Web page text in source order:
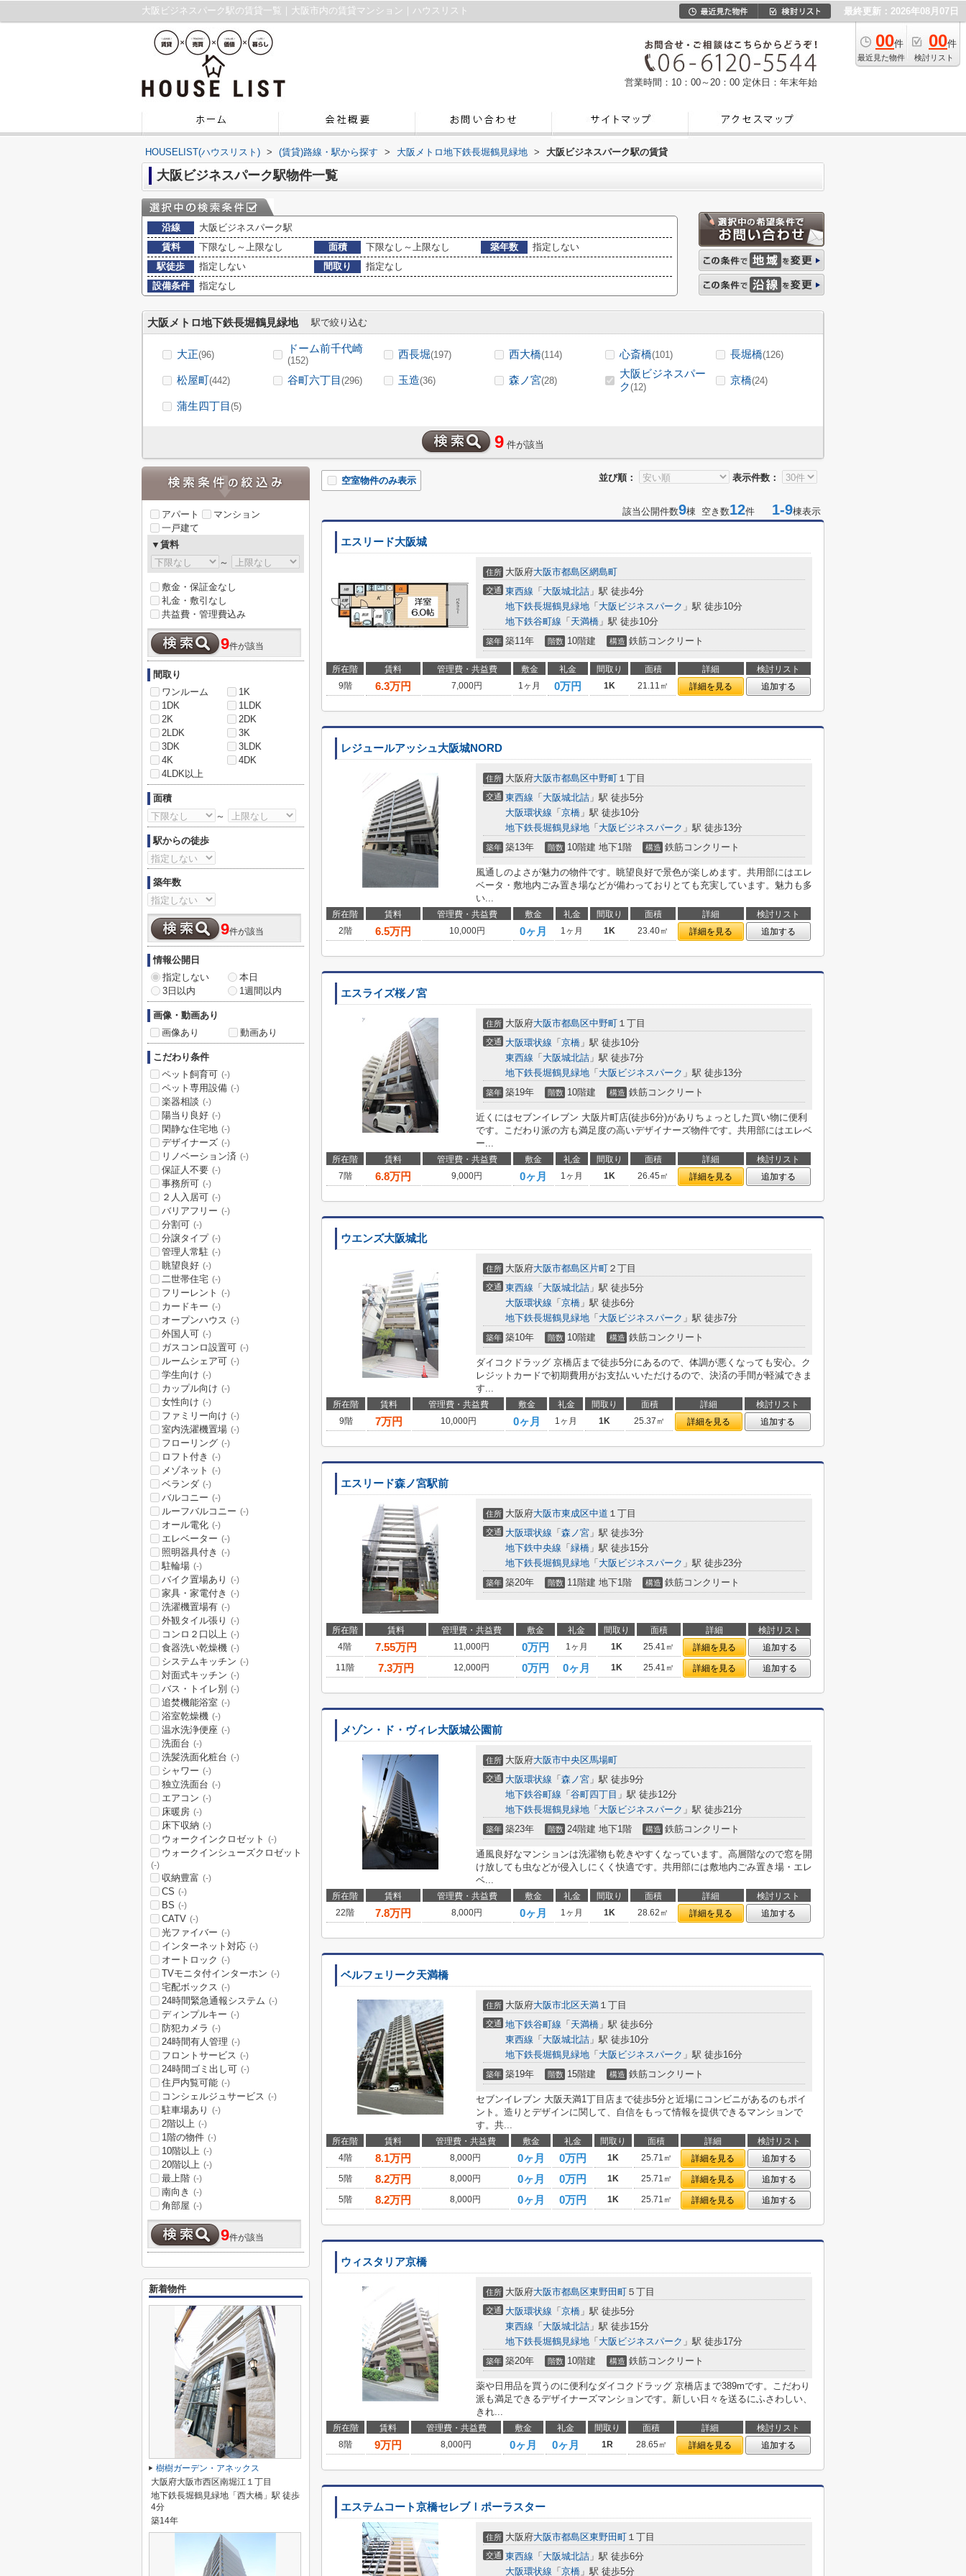
大阪ビジネスパーク駅の賃貸一覧｜大阪市内の賃貸マンション｜ハウスリスト 最終更新：2026年08月07日
00件
最近見た物件
00件
検討リスト
営業時間：10：00～20：00 定休日：年末年始
HOUSELIST(ハウスリスト) > (賃貸)路線・駅から探す > 大阪メトロ地下鉄長堀鶴見緑地 > 大阪ビジネスパーク駅の賃貸
大阪ビジネスパーク駅物件一覧
沿線
大阪ビジネスパーク駅
賃料
下限なし～上限なし 面積 下限なし～上限なし 築年数
指定しない
駅徒歩
指定しない 間取り
指定なし
設備条件
指定なし
大阪メトロ地下鉄長堀鶴見緑地 駅で絞り込む
大正(96)
ドーム前千代崎
(152)
西長堀(197) 西大橋(114) 心斎橋(101) 長堀橋(126)
松屋町(442) 谷町六丁目 (296) 玉造(36) 森ノ宮(28)
大阪ビジネスパー
ク(12)
京橋(24)
蒲生四丁目 (5)
9 件が該当
並び順： 表示件数：
空室物件のみ表示
該当公開件数9棟 空き数12件 1-9棟表示
エスリード大阪城
住所 大阪府大阪市都島区網島町
交通 東西線 「 大阪城北詰 」駅 徒歩4分
地下鉄長堀鶴見緑地 「 大阪ビジネスパーク 」駅 徒歩10分
地下鉄谷町線 「 天満橋 」駅 徒歩10分
築年 築11年 階数 10階建 構造 鉄筋コンクリート
所在階 賃料 管理費・共益費 敷金 礼金 間取り 面積 詳細
検討リスト
9階
6.3万円 7,000円 1ヶ月 0万円 1K 21.11㎡ 詳細を見る 追加する
レジュールアッシュ大阪城NORD
住所 大阪府大阪市都島区中野町 １丁目
交通 東西線 「 大阪城北詰 」駅 徒歩5分
大阪環状線 「 京橋 」駅 徒歩10分
地下鉄長堀鶴見緑地 「 大阪ビジネスパーク 」駅 徒歩13分
築年 築13年 階数 10階建 地下1階 構造 鉄筋コンクリート
風通しのよさが魅力の物件です。眺望良好で景色が楽しめます。共用部にはエレ
ベータ・敷地内ごみ置き場などが備わっておりとても充実しています。魅力も多
い...
所在階 賃料 管理費・共益費 敷金 礼金 間取り 面積 詳細
検討リスト
2階
6.5万円 10,000円 0ヶ月 1ヶ月 1K 23.40㎡ 詳細を見る 追加する
エスライズ桜ノ宮
住所 大阪府大阪市都島区中野町 １丁目
交通 大阪環状線 「 京橋 」駅 徒歩10分
東西線 「 大阪城北詰 」駅 徒歩7分
地下鉄長堀鶴見緑地 「 大阪ビジネスパーク 」駅 徒歩13分
築年 築19年 階数 10階建 構造 鉄筋コンクリート
近くにはセブンイレブン 大阪片町店(徒歩6分)がありちょっとした買い物に便利
です。こだわり派の方も満足度の高いデザイナーズ物件です。共用部にはエレベ
ー...
所在階 賃料 管理費・共益費 敷金 礼金 間取り 面積 詳細
検討リスト
7階
6.8万円 9,000円 0ヶ月 1ヶ月 1K 26.45㎡ 詳細を見る 追加する
ウエンズ大阪城北
住所 大阪府大阪市都島区片町 ２丁目
交通 東西線 「 大阪城北詰 」駅 徒歩5分
大阪環状線 「 京橋 」駅 徒歩6分
地下鉄長堀鶴見緑地 「 大阪ビジネスパーク 」駅 徒歩7分
築年 築10年 階数 10階建 構造 鉄筋コンクリート
ダイコクドラッグ 京橋店まで徒歩5分にあるので、体調が悪くなっても安心。ク
レジットカードで初期費用がお支払いいただけるので、決済の手間が軽減できま
す...
所在階 賃料 管理費・共益費 敷金 礼金 間取り 面積 詳細
検討リスト
9階
7万円 10,000円 0ヶ月 1ヶ月 1K 25.37㎡ 詳細を見る 追加する
エスリード森ノ宮駅前
住所 大阪府大阪市東成区中道 １丁目
交通 大阪環状線 「 森ノ宮 」駅 徒歩3分
地下鉄中央線 「 緑橋 」駅 徒歩15分
地下鉄長堀鶴見緑地 「 大阪ビジネスパーク 」駅 徒歩23分
築年 築20年 階数 11階建 地下1階 構造 鉄筋コンクリート
所在階 賃料 管理費・共益費 敷金 礼金 間取り 面積 詳細
検討リスト
4階
7.55万円 11,000円 0万円 1ヶ月 1K 25.41㎡ 詳細を見る
追加する
11階
7.3万円 12,000円 0万円 0ヶ月 1K 25.41㎡ 詳細を見る 追加する
メゾン・ド・ヴィレ大阪城公園前
住所 大阪府大阪市中央区馬場町
交通 大阪環状線 「 森ノ宮 」駅 徒歩9分
地下鉄谷町線 「 谷町四丁目 」駅 徒歩12分
地下鉄長堀鶴見緑地 「 大阪ビジネスパーク 」駅 徒歩21分
築年 築23年 階数 24階建 地下1階 構造 鉄筋コンクリート
通風良好なマンションは洗濯物も乾きやすくなっています。高層階なので窓を開
け放しても虫などが侵入しにくく快適です。共用部には敷地内ごみ置き場・エレ
ベ...
所在階 賃料 管理費・共益費 敷金 礼金 間取り 面積 詳細
検討リスト
22階
7.8万円 8,000円 0ヶ月 1ヶ月 1K 28.62㎡ 詳細を見る 追加する
ベルフェリーク天満橋
住所 大阪府大阪市北区天満 １丁目
交通 地下鉄谷町線 「 天満橋 」駅 徒歩6分
東西線 「 大阪城北詰 」駅 徒歩10分
地下鉄長堀鶴見緑地 「 大阪ビジネスパーク 」駅 徒歩16分
築年 築19年 階数 15階建 構造 鉄筋コンクリート
セブンイレブン 大阪天満1丁目店まで徒歩5分と近場にコンビニがあるのもポイ
ント。造りとデザインに関して、自信をもって情報を提供できるマンションで
す。共...
所在階 賃料 管理費・共益費 敷金 礼金 間取り 面積 詳細
検討リスト
4階
8.1万円 8,000円 0ヶ月 0万円 1K 25.71㎡ 詳細を見る
追加する
5階
8.2万円 8,000円 0ヶ月 0万円 1K 25.71㎡ 詳細を見る
追加する
5階
8.2万円 8,000円 0ヶ月 0万円 1K 25.71㎡ 詳細を見る 追加する
ウィスタリア京橋
住所 大阪府大阪市都島区東野田町 ５丁目
交通 大阪環状線 「 京橋 」駅 徒歩5分
東西線 「 大阪城北詰 」駅 徒歩15分
地下鉄長堀鶴見緑地 「 大阪ビジネスパーク 」駅 徒歩17分
築年 築20年 階数 10階建 構造 鉄筋コンクリート
薬や日用品を買うのに便利なダイコクドラッグ 京橋店まで389mです。こだわり
派も満足できるデザイナーズマンションです。新しい日々を送るにふさわしい、
きれ...
所在階 賃料 管理費・共益費 敷金 礼金 間取り 面積 詳細
検討リスト
8階
9万円 8,000円 0ヶ月 0ヶ月 1R 28.65㎡ 詳細を見る 追加する
エステムコート京橋セレブⅠポーラスター
住所 大阪府大阪市都島区東野田町 １丁目
交通 東西線 「 大阪城北詰 」駅 徒歩6分
大阪環状線 「 京橋 」駅 徒歩5分
アパート
マンション
一戸建て
▼賃料
～
敷金・保証金なし
礼金・敷引なし
共益費・管理費込み
9件が該当
間取り
ワンルーム
1K
1DK
1LDK
2K
2DK
2LDK
3K
3DK
3LDK
4K
4DK
4LDK以上
面積
～
駅からの徒歩
築年数
9件が該当
情報公開日
指定しない
本日
3日以内
1週間以内
画像・動画あり
画像あり
動画あり
こだわり条件
ペット飼育可 (-)
ペット専用設備 (-)
楽器相談 (-)
陽当り良好 (-)
閑静な住宅地 (-)
デザイナーズ (-)
リノベーション済 (-)
保証人不要 (-)
事務所可 (-)
２人入居可 (-)
バリアフリー (-)
分割可 (-)
分譲タイプ (-)
管理人常駐 (-)
眺望良好 (-)
二世帯住宅 (-)
フリーレント (-)
カードキー (-)
オープンハウス (-)
外国人可 (-)
ガスコンロ設置可 (-)
ルームシェア可 (-)
学生向け (-)
カップル向け (-)
女性向け (-)
ファミリー向け (-)
室内洗濯機置場 (-)
フローリング (-)
ロフト付き (-)
メゾネット (-)
ベランダ (-)
バルコニー (-)
ルーフバルコニー (-)
オール電化 (-)
エレベーター (-)
照明器具付き (-)
駐輪場 (-)
バイク置場あり (-)
家具・家電付き (-)
洗濯機置場有 (-)
外観タイル張り (-)
コンロ２口以上 (-)
食器洗い乾燥機 (-)
システムキッチン (-)
対面式キッチン (-)
バス・トイレ別 (-)
追焚機能浴室 (-)
浴室乾燥機 (-)
温水洗浄便座 (-)
洗面台 (-)
洗髪洗面化粧台 (-)
シャワー (-)
独立洗面台 (-)
エアコン (-)
床暖房 (-)
床下収納 (-)
ウォークインクロゼット (-)
ウォークインシューズクロゼット
(-)
収納豊富 (-)
CS (-)
BS (-)
CATV (-)
光ファイバー (-)
インターネット対応 (-)
オートロック (-)
TVモニタ付インターホン (-)
宅配ボックス (-)
24時間緊急通報システム (-)
ディンプルキー (-)
防犯カメラ (-)
24時間有人管理 (-)
フロントサービス (-)
24時間ゴミ出し可 (-)
住戸内覧可能 (-)
コンシェルジュサービス (-)
駐車場あり (-)
2階以上 (-)
1階の物件 (-)
10階以上 (-)
20階以上 (-)
最上階 (-)
南向き (-)
角部屋 (-)
9件が該当
新着物件
樹樹ガーデン・アネックス
大阪府大阪市西区南堀江１丁目
地下鉄長堀鶴見緑地「西大橋」駅 徒歩
4分
築14年